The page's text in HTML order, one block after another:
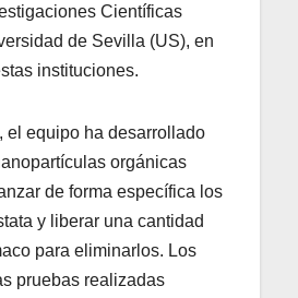
Científicas
de Sevilla (US), en
instituciones.
el equipo ha desarrollado
orgánicas
de forma específica los
y liberar una cantidad
para eliminarlos. Los
pruebas realizadas